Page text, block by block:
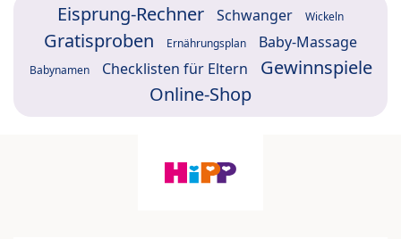
Eisprung-Rechner Schwanger Wickeln
Gratisproben Ernährungsplan Baby-Massage
Babynamen Checklisten für Eltern
Gewinnspiele
Online-Shop